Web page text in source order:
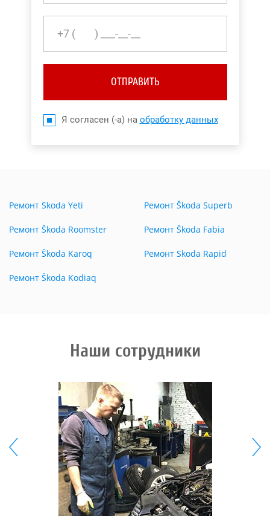
ОТПРАВИТЬ
Я согласен (-а) на обработку данных
Ремонт Skoda Yeti
Ремонт Škoda Roomster
Ремонт Škoda Karoq
Ремонт Škoda Kodiaq
Ремонт Škoda Superb
Ремонт Škoda Fabia
Ремонт Skoda Rapid
Наши сотрудники